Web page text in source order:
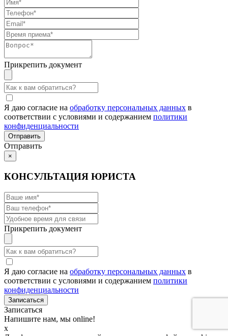
Прикрепить документ
Я даю согласие на обработку персональных данных в
соответствии с условиями и содержанием политики
конфиденциальности
Отправить
×
КОНСУЛЬТАЦИЯ ЮРИСТА
Прикрепить документ
Я даю согласие на обработку персональных данных в
соответствии с условиями и содержанием политики
конфиденциальности
Записаться
Напишите нам, мы online!
x